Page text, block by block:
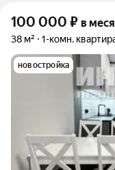
100 000 ₽ в
38 м² 1-комн.
новостройка